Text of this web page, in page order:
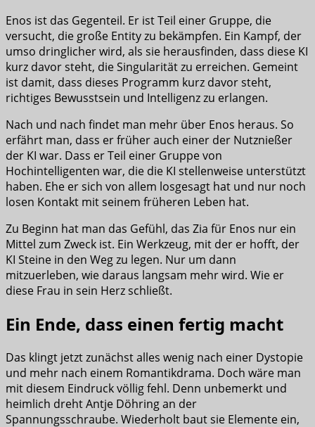
Enos ist das Gegenteil. Er ist Teil einer Gruppe, die
versucht, die große Entity zu bekämpfen. Ein Kampf, der
umso dringlicher wird, als sie herausfinden, dass diese KI
kurz davor steht, die Singularität zu erreichen. Gemeint
ist damit, dass dieses Programm kurz davor steht,
richtiges Bewusstsein und Intelligenz zu erlangen.
Nach und nach findet man mehr über Enos heraus. So
erfährt man, dass er früher auch einer der Nutznießer
der KI war. Dass er Teil einer Gruppe von
Hochintelligenten war, die die KI stellenweise unterstützt
haben. Ehe er sich von allem losgesagt hat und nur noch
losen Kontakt mit seinem früheren Leben hat.
Zu Beginn hat man das Gefühl, das Zia für Enos nur ein
Mittel zum Zweck ist. Ein Werkzeug, mit der er hofft, der
KI Steine in den Weg zu legen. Nur um dann
mitzuerleben, wie daraus langsam mehr wird. Wie er
diese Frau in sein Herz schließt.
Ein Ende, dass einen fertig macht
Das klingt jetzt zunächst alles wenig nach einer Dystopie
und mehr nach einem Romantikdrama. Doch wäre man
mit diesem Eindruck völlig fehl. Denn unbemerkt und
heimlich dreht Antje Döhring an der
Spannungsschraube. Wiederholt baut sie Elemente ein,